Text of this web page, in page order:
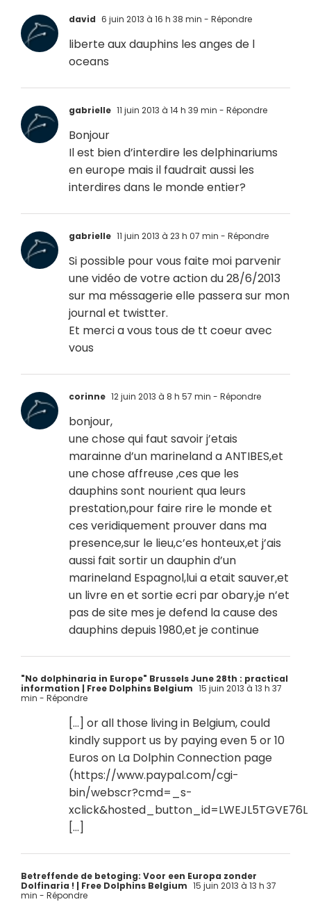
david 6 juin 2013 à 16 h 38 min - Répondre
liberte aux dauphins les anges de l
oceans
gabrielle 11 juin 2013 à 14 h 39 min - Répondre
Bonjour
Il est bien d’interdire les delphinariums
en europe mais il faudrait aussi les
interdires dans le monde entier?
gabrielle 11 juin 2013 à 23 h 07 min - Répondre
Si possible pour vous faite moi parvenir
une vidéo de votre action du 28/6/2013
sur ma méssagerie elle passera sur mon
journal et twistter.
Et merci a vous tous de tt coeur avec
vous
corinne 12 juin 2013 à 8 h 57 min - Répondre
bonjour,
une chose qui faut savoir j’etais
marainne d’un marineland a ANTIBES,et
une chose affreuse ,ces que les
dauphins sont nourient qua leurs
prestation,pour faire rire le monde et
ces veridiquement prouver dans ma
presence,sur le lieu,c’es honteux,et j’ais
aussi fait sortir un dauphin d’un
marineland Espagnol,lui a etait sauver,et
un livre en et sortie ecri par obary,je n’et
pas de site mes je defend la cause des
dauphins depuis 1980,et je continue
"No dolphinaria in Europe" Brussels June 28th : practical
information | Free Dolphins Belgium 15 juin 2013 à 13 h 37
min - Répondre
[…] or all those living in Belgium, could
kindly support us by paying even 5 or 10
Euros on La Dolphin Connection page
(https://www.paypal.com/cgi-
bin/webscr?cmd=_s-
[…]
Betreffende de betoging: Voor een Europa zonder
Dolfinaria ! | Free Dolphins Belgium 15 juin 2013 à 13 h 37
min - Répondre